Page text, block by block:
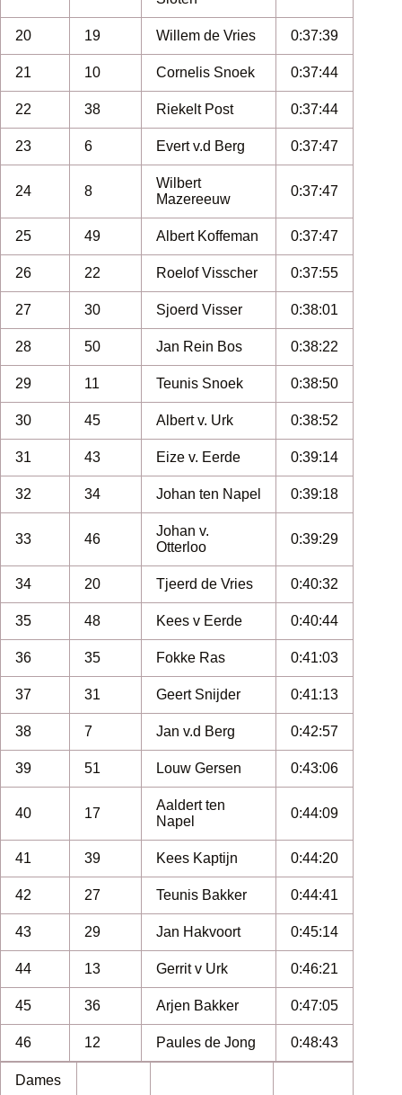
20 19 Willem de Vries 0:37:39
21 10 Cornelis Snoek 0:37:44
22 38 Riekelt Post 0:37:44
23 6 Evert v.d Berg 0:37:47
24 8
Wilbert
Mazereeuw
0:37:47
25 49 Albert Koffeman 0:37:47
26 22 Roelof Visscher 0:37:55
27 30 Sjoerd Visser 0:38:01
28 50 Jan Rein Bos 0:38:22
29 11 Teunis Snoek 0:38:50
30 45 Albert v. Urk 0:38:52
31 43 Eize v. Eerde 0:39:14
32 34 Johan ten Napel 0:39:18
33 46
Johan v.
Otterloo
0:39:29
34 20 Tjeerd de Vries 0:40:32
35 48 Kees v Eerde 0:40:44
36 35 Fokke Ras 0:41:03
37 31 Geert Snijder 0:41:13
38 7 Jan v.d Berg 0:42:57
39 51 Louw Gersen 0:43:06
40 17
Aaldert ten
Napel
0:44:09
41 39 Kees Kaptijn 0:44:20
42 27 Teunis Bakker 0:44:41
43 29 Jan Hakvoort 0:45:14
44 13 Gerrit v Urk 0:46:21
45 36 Arjen Bakker 0:47:05
46 12 Paules de Jong 0:48:43
Dames